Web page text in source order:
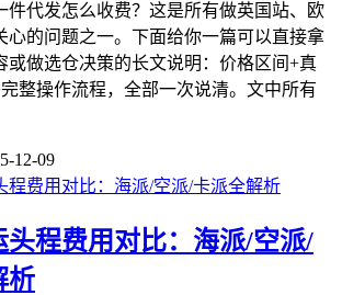
件代发怎么收费？这是所有做英国站、欧
心的问题之一。下面给你一篇可以直接拿
或做选仓决策的长文说明：价格区间+真
整操作流程，全部一次说清。文中所有
12-09
头程费用对比：海派/空派/
析